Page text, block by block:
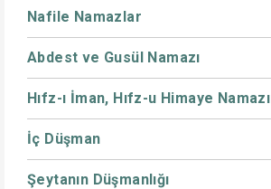
Nafile Namazlar
Abdest ve Gusül Namazı
Hıfz-ı İman, Hıfz-u Himaye Namazı
İç Düşman
Şeytanın Düşmanlığı